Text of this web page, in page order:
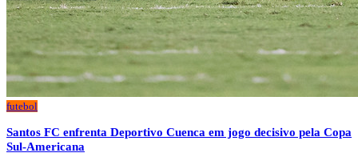
futebol
Santos FC enfrenta Deportivo Cuenca em jogo decisivo pela Copa
Sul-Americana